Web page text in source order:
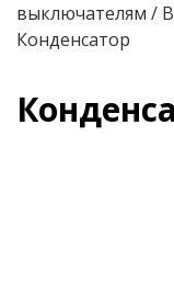
выключателям /
Конденсатор